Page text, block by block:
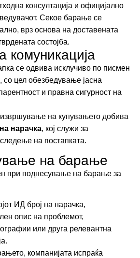
консултација и официјално
Секое барање се
врз основа на доставената
состојба.
комуникација
се одвива исклучиво по писмен
со цел обезбедување јасна
и правна сигурност на
извршување на купувањето добива
нарачка, кој служи за
на постапката.
на барање
при поднесување на барање за
ИД број на нарачка,
опис на проблемот,
или друга релевантна
компанијата испраќа